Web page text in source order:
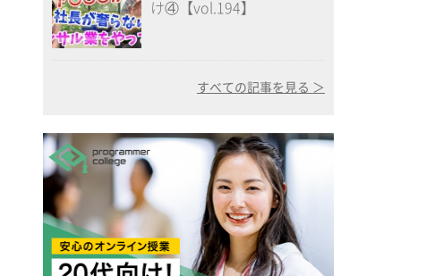
け④【vol.194】
すべての記事を見る ＞